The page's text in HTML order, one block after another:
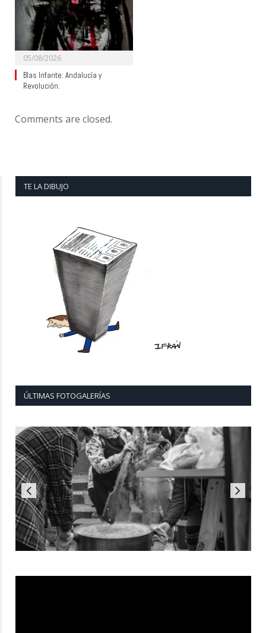
05/08/2026
Blas Infante: Andalucía y
Revolución.
Comments are closed.
TE LA DIBUJO
ÚLTIMAS FOTOGALERÍAS